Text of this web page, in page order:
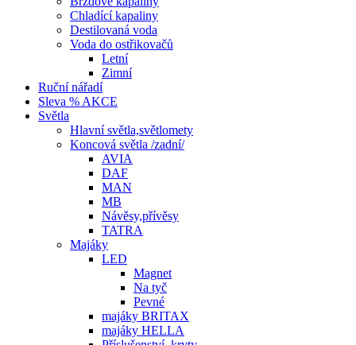
Chladící kapaliny
Destilovaná voda
Voda do ostřikovačů
Letní
Zimní
Ruční nářadí
Sleva % AKCE
Světla
Hlavní světla,světlomety
Koncová světla /zadní/
AVIA
DAF
MAN
MB
Návěsy,přívěsy
TATRA
Majáky
LED
Magnet
Na tyč
Pevné
majáky BRITAX
majáky HELLA